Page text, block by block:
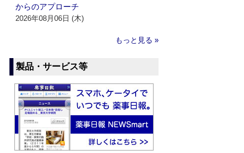
からのアプローチ
2026年08月06日 (木)
もっと見る »
製品・サービス等